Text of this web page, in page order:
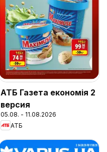
АТБ Газета економія 2
версия
05.08. - 11.08.2026
АТБ